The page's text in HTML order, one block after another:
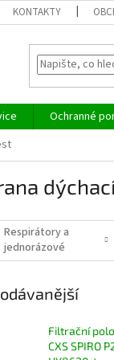
KONTAKTY
Ochranné
Respirátory a
jednorázové
roušky
Filtrační
CXS SPIRO